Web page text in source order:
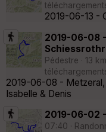
2019-06-13 -
2019-06-08
Pédestre · 13
2019-06-08 -
Isabelle & Denis
2019-06-02
07:40 ·